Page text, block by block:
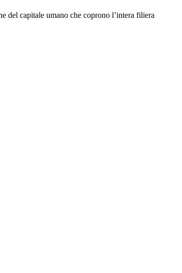
del capitale umano che coprono l’intera filiera